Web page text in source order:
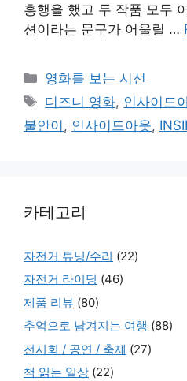
흥행을 했고 두 작품 모두
션이라는 문구가 어울릴 …
Categories
영화를 보는 시선
Tags
디즈니 영화, 인사이드
불안이 , 인사이드아웃,
카테고리
자전거 튜닝/수리 (22)
자전거 라이딩 (46)
제품 리뷰 (80)
추억으로 남겨지는 여행 (88)
전시회 / 공연 / 축제 (27)
책 읽는 일상 (22)